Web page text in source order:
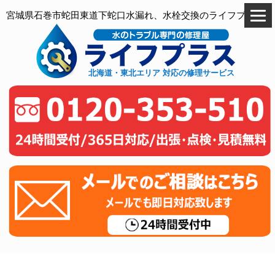
宮城県石巻市蛇田東道下蛇口水漏れ、水栓交換のライフプラス
北海道・東北エリア 対応の修理サービス